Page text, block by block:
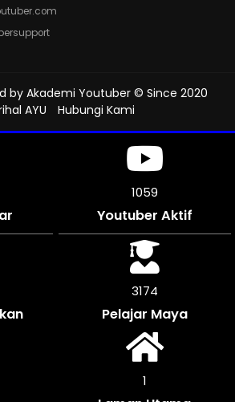
by Akademi Youtuber © Since 2020
AYU
Hubungi Kami
1172
Youtuber Aktif
3513
Pelajar Maya
1